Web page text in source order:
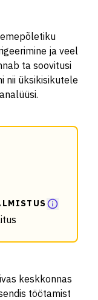
ja veel
ta soovitusi
nii üksikisikutele
keskkonnas
töötamist